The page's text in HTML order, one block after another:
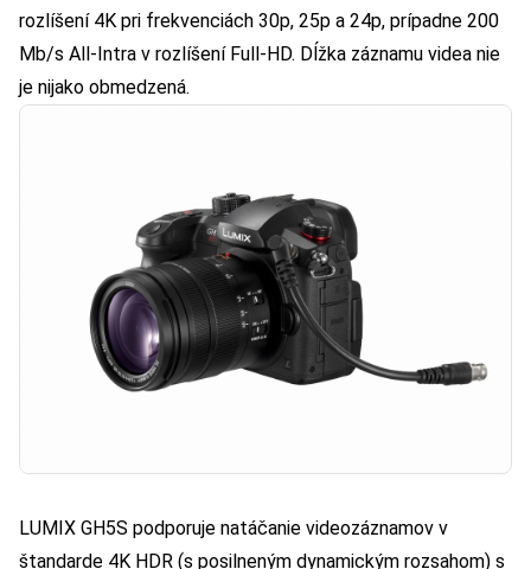
rozlíšení 4K pri frekvenciách 30p, 25p a 24p, prípadne 200
Mb/s All-Intra v rozlíšení Full-HD. Dĺžka záznamu videa nie
je nijako obmedzená.
LUMIX GH5S podporuje natáčanie videozáznamov v
štandarde 4K HDR (s posilneným dynamickým rozsahom) s